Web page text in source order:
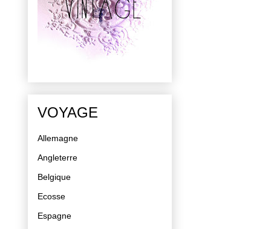
VOYAGE
Allemagne
Angleterre
Belgique
Ecosse
Espagne